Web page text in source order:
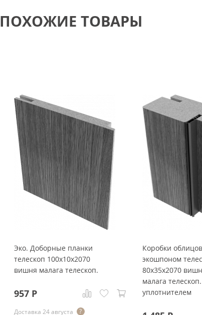
ПОХОЖИЕ ТОВАРЫ
Эко. Доборные планки
телескоп 100x10x2070
вишня малага телескоп.
957Р
Доставка 24 августа
Коробки
экошпоном
80x35x2070
малага
уплотнителем